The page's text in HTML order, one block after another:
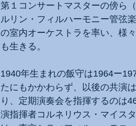
第１コンサートマスターの傍ら
ルリン・フィルハーモニー管弦
の室内オーケストラを率い、様
も生きる。
1940年生まれの飯守は1964ー
たにもかかわらず、以後の共演
り、定期演奏会を指揮するのは
演指揮者コルネリウス・マイス